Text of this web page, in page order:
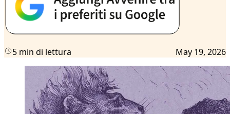
5 min di lettura May 19, 2026